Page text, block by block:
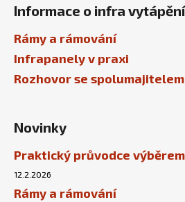
Informace o infra vytápění
Rámy a rámování
Infrapanely v praxi
Rozhovor se
Novinky
Praktický průvodce
12.2.2026
Rámy a rámování